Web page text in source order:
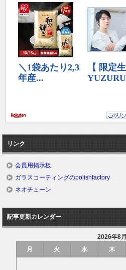
リンク
会員用掲示板
ガラスコーティングのpolishfactory
ネオチューン
記事更新カレンダー
2026年8月
月
火 水 木